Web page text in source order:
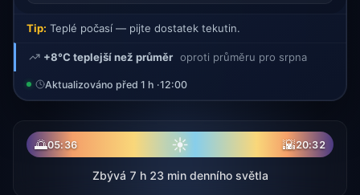
Tip: Teplé počasí — pijte dostatek tekutin.
+8°C teplejší než průměr oproti průměru pro srpna
Aktualizováno před 1 h ·12:00
🌅05:36 ☀ 🌇20:32
Zbývá 7 h 23 min denního světla